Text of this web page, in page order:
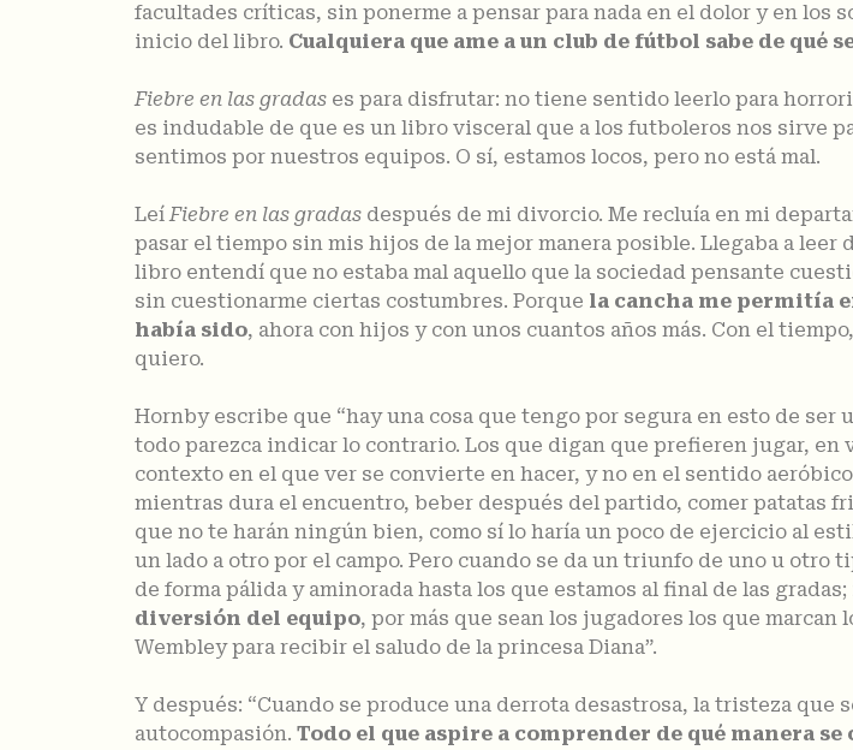
facultades críticas, sin ponerme a pensar para nada en el dolor y en los
inicio del libro. Cualquiera que ame a un club de fútbol sabe de qué
Fiebre en las gradas es para disfrutar: no tiene sentido leerlo para
es indudable de que es un libro visceral que a los futboleros nos sirve
sentimos por nuestros equipos. O sí, estamos locos, pero no está mal.
LeíFiebre en las gradas después de mi divorcio. Me recluía en mi
pasar el tiempo sin mis hijos de la mejor manera posible. Llegaba a
libro entendí que no estaba mal aquello que la sociedad pensante
sin cuestionarme ciertas costumbres. Porque la cancha me permitía
había sido, ahora con hijos y con unos cuantos años más. Con el
quiero.
Hornby escribe que “hay una cosa que tengo por segura en esto de
todo parezca indicar lo contrario. Los que digan que prefieren jugar,
contexto en el que ver se convierte en hacer, y no en el sentido
mientras dura el encuentro, beber después del partido, comer patatas
que no te harán ningún bien, como sí lo haría un poco de ejercicio al
un lado a otro por el campo. Pero cuando se da un triunfo de uno u
de forma pálida y aminorada hasta los que estamos al final de las gradas;
diversión del equipo, por más que sean los jugadores los que
Wembley para recibir el saludo de la princesa Diana”.
Y después: “Cuando se produce una derrota desastrosa, la tristeza que
autocompasión. Todo el que aspire a comprender de qué manera